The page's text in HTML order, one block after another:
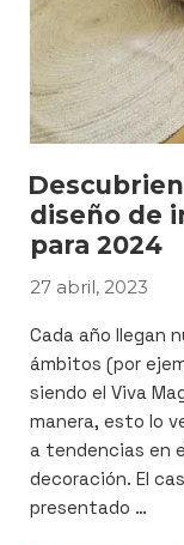
diseño de
para 2024
PUBLICADO
27 abril, 2023
Cada año llegan
ámbitos (por
siendo el Viva
manera, esto lo
a tendencias en
decoración. El
presentado …